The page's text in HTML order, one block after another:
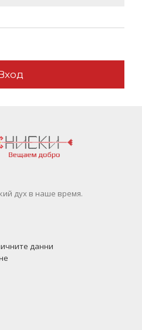
дух в наше время.
данни